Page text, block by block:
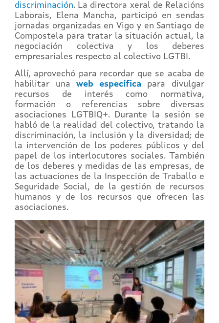
discriminación. La directora xeral de Relacións
Laborais, Elena Mancha, participó en sendas
jornadas organizadas en Vigo y en Santiago de
Compostela para tratar la situación actual, la
negociación colectiva y los deberes
empresariales respecto al colectivo LGTBI.
Allí, aprovechó para recordar que se acaba de
habilitar unaweb específica para divulgar
recursos de interés como normativa,
formación o referencias sobre diversas
asociaciones LGTBIQ+. Durante la sesión se
habló de la realidad del colectivo, tratando la
discriminación, la inclusión y la diversidad; de
la intervención de los poderes públicos y del
papel de los interlocutores sociales. También
de los deberes y medidas de las empresas, de
las actuaciones de la Inspección de Traballo e
Seguridade Social, de la gestión de recursos
humanos y de los recursos que ofrecen las
asociaciones.